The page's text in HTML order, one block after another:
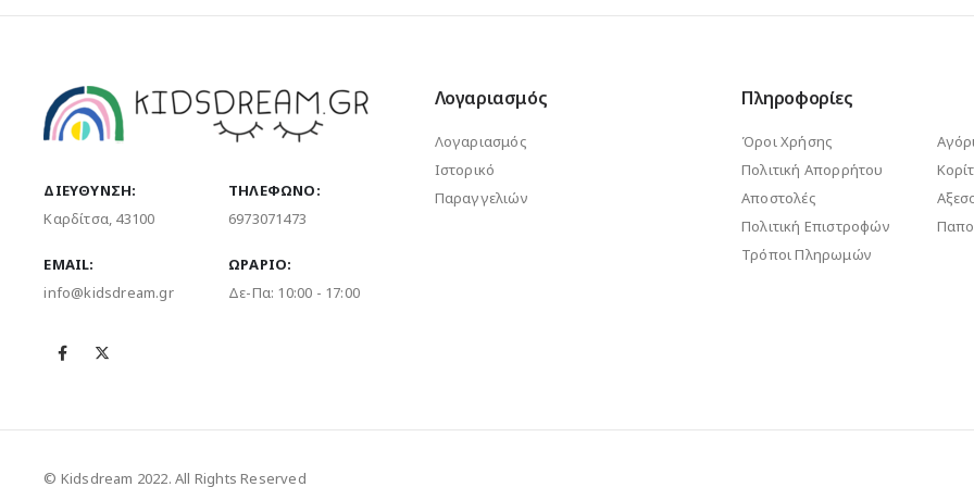
ΔΙΕΎΘΥΝΣΗ:
Καρδίτσα, 43100
ΤΗΛΈΦΩΝΟ:
6973071473
EMAIL:
info@kidsdream.gr
ΩΡΆΡΙΟ:
Δε-Πα: 10:00 - 17:00
Λογαριασμός
Λογαριασμός
Ιστορικό
Παραγγελιών
Πληροφορίες
Όροι Χρήσης
Πολιτική Απορρήτου
Αποστολές
Πολιτική Επιστροφών
Τρόποι Πληρωμών
© Kidsdream 2022. All Rights Reserved